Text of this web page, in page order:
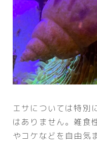
エサについては特別
はありません。雑食
やコケなどを自由気